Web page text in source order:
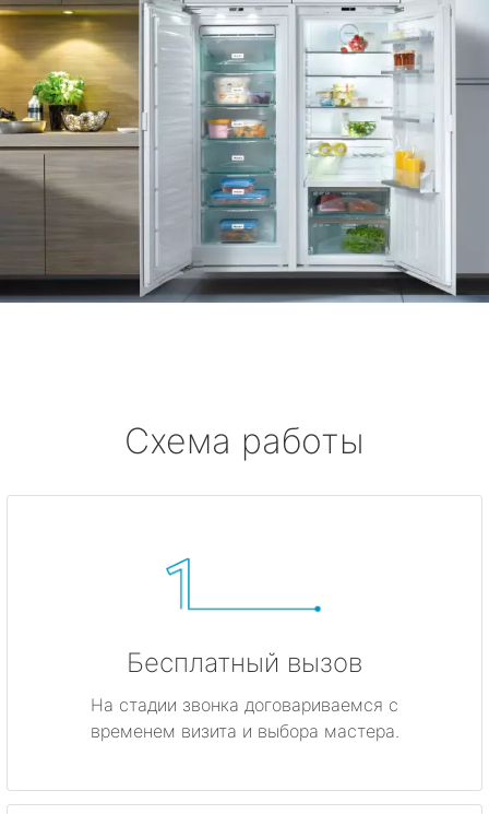
Схема работы
Бесплатный вызов
На стадии звонка договариваемся с
временем визита и выбора мастера.